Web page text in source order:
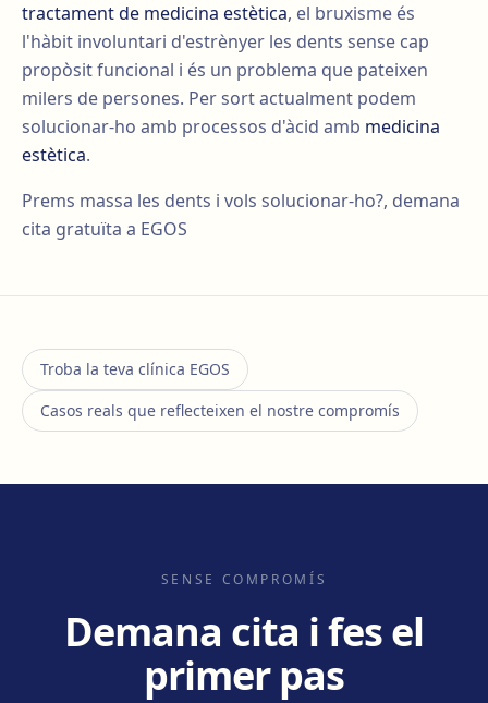
tractament de medicina estètica, el bruxisme és
l'hàbit involuntari d'estrènyer les dents sense cap
propòsit funcional i és un problema que pateixen
milers de persones. Per sort actualment podem
solucionar-ho amb processos d'àcid amb medicina
estètica.
Prems massa les dents i vols solucionar-ho?, demana
cita gratuïta a EGOS
Troba la teva clínica EGOS
Casos reals que reflecteixen el nostre compromís
SENSE COMPROMÍS
Demana cita i fes el
primer pas